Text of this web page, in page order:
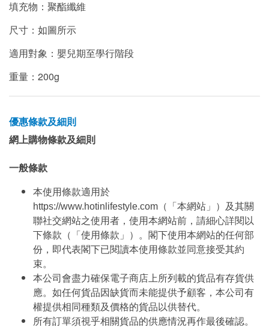
填充物：聚酯纖維
尺寸：如圖所示
適用對象：嬰兒期至學行階段
重量：200g
優惠條款及細則
網上購物條款及細則
一般條款
本使用條款適用於
https://www.hotinlifestyle.com（「本網站」）及其關
聯社交網站之使用者，使用本網站前，請細心詳閱以
下條款（「使用條款」）。閣下使用本網站的任何部
份，即代表閣下已閱讀本使用條款並同意接受其約
束。
本公司會盡力確保電子商店上所列載的貨品有存貨供
應。如任何貨品因缺貨而未能提供予顧客，本公司有
權提供相同種類及價格的貨品以供替代。
所有訂單須視乎相關貨品的供應情況再作最後確認。